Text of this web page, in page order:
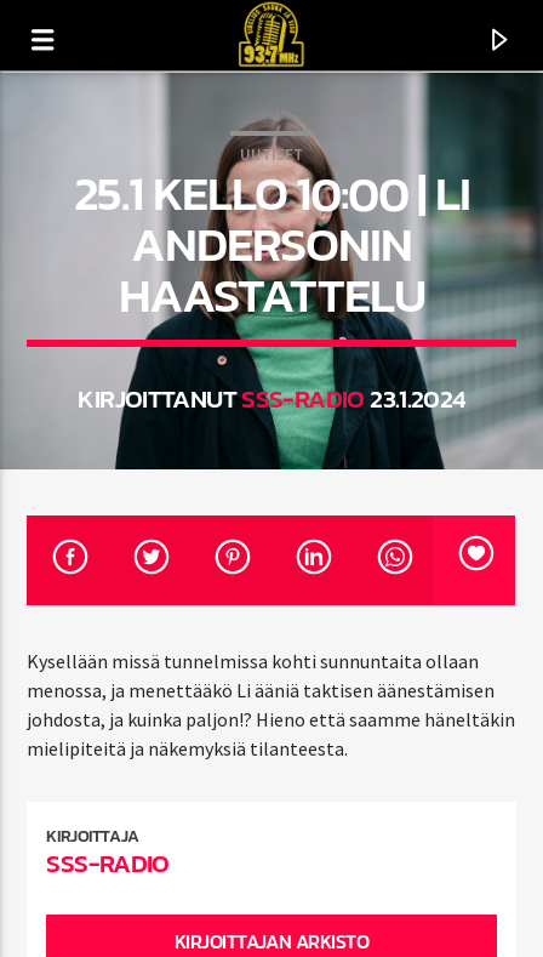
CURRENT TRACK
ARTIST
COUNTRY TIME – TUNTI KANTRIMUSIIKKIA
7:00 PM 8:30 PM
SSS-Radio
UUTISET
25.1 KELLO 10:00 | LI
ANDERSONIN
HAASTATTELU
KIRJOITTANUTSSS-RADIO23.1.2024
Kysellään missä tunnelmissa kohti sunnuntaita ollaan
menossa, ja menettääkö Li ääniä taktisen äänestämisen
johdosta, ja kuinka paljon!? Hieno että saamme häneltäkin
mielipiteitä ja näkemyksiä tilanteesta.
KIRJOITTAJA
SSS-RADIO
KIRJOITTAJAN ARKISTO